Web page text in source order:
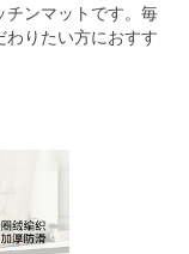
チンマットです。毎
わりたい方におすす